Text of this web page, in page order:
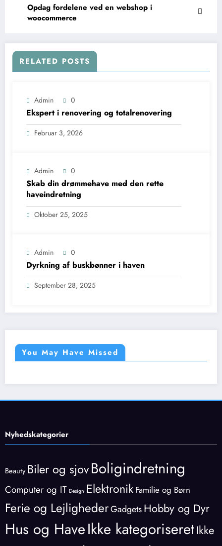
Opdag fordelene ved en webshop i
woocommerce
RELATED POSTS
Admin 0
Ekspert i renovering og totalrenovering
Februar 3, 2026
Admin 0
Skab din drømmehave med den rette
haveindretning
Oktober 25, 2025
Admin 0
Dyrkning af buskbønner i haven
September 28, 2025
You May Have Missed
Nyhedskategorier
Beauty Biler og sjovBoligindretning
Computer og IT Design Elektronik Familie og Børn
Ferie og LejlighederGadgetsHobby og Dyr
Hus og HaveIkke kategoriseretIkke